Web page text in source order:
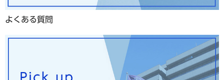
よくある質問